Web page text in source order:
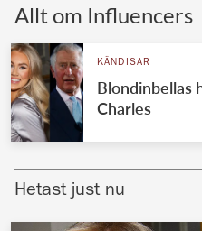
VÄRLDENS
Brittiska
Allt om Influencers
KÄNDISAR
Blondinbellas
Charles
Hetast just nu